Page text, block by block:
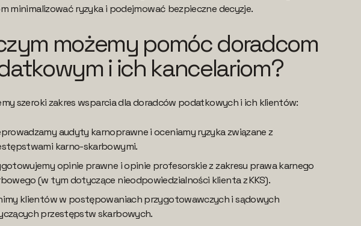
minimalizować ryzyka i podejmować bezpieczne decyzje.
możemy pomóc doradcom
i ich kancelariom?
szeroki zakres wsparcia dla doradców podatkowych i ich klientów:
audyty karnoprawne i oceniamy ryzyka związane z
karno-skarbowymi.
opinie prawne i opinie profesorskie z zakresu prawa karnego
(w tym dotyczące nieodpowiedzialności klienta z KKS).
klientów w postępowaniach przygotowawczych i sądowych
przestępstw skarbowych.